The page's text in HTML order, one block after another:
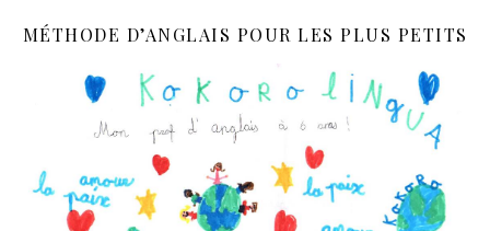
MÉTHODE D’ANGLAIS POUR LES PLUS PETITS